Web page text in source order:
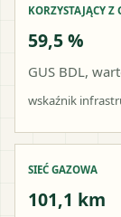
KORZYSTAJĄCY Z
59,5 %
GUS BDL,
wskaźnik
SIEĆ GAZOWA
101,1 km